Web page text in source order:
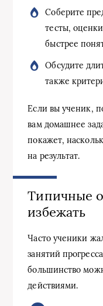
Соберите
тесты,
быстрее
Обсудите
также
Если вы ученик,
вам домашнее
покажет,
на результат.
Типичные
избежать
Часто ученики
занятий
большинство
действиями.